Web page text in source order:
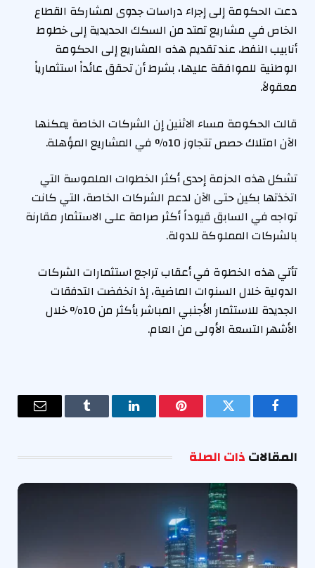
دعت الحكومة إلى إجراء دراسات جدوى لمشاركة القطاع
الخاص في مشاريع تمتد من السكك الحديدية إلى خطوط
أنابيب النفط، عند تقديم هذه المشاريع إلى الحكومة
الوطنية للموافقة عليها، بشرط أن تحقق عائداً استثمارياً
معقولاً.
قالت الحكومة مساء الاثنين إن الشركات الخاصة يمكنها
الآن امتلاك حصص تتجاوز 10% في المشاريع المؤهلة.
تشكل هذه الحزمة إحدى أكثر الخطوات الملموسة التي
اتخذتها بكين حتى الآن لدعم الشركات الخاصة، التي كانت
تواجه في السابق قيوداً أكثر صرامة على الاستثمار مقارنة
بالشركات المملوكة للدولة.
تأتي هذه الخطوة في أعقاب تراجع استثمارات الشركات
الدولية خلال السنوات الماضية، إذ انخفضت التدفقات
الجديدة للاستثمار الأجنبي المباشر بأكثر من 10% خلال
الأشهر التسعة الأولى من العام.
فيسبوك تويتر بينتيريستلينكدإن Tumblr
البريد
المقالاتذات الصلة